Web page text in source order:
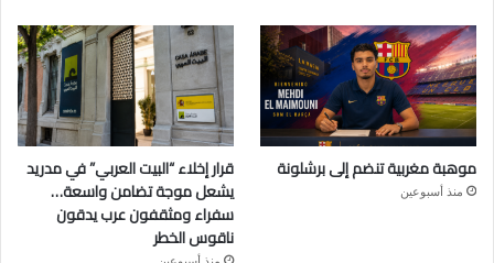
موهبة مغربية تنضم إلى برشلونة
منذ أسبوعين
قرار إخلاء “البيت العربي” في مدريد
يشعل موجة تضامن واسعة…
سفراء ومثقفون عرب يدقون
ناقوس الخطر